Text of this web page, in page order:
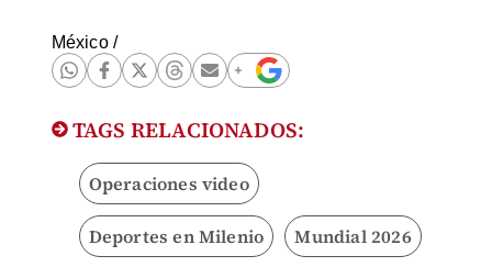
México/
TAGS RELACIONADOS:
Operaciones video
Deportes en Milenio Mundial 2026